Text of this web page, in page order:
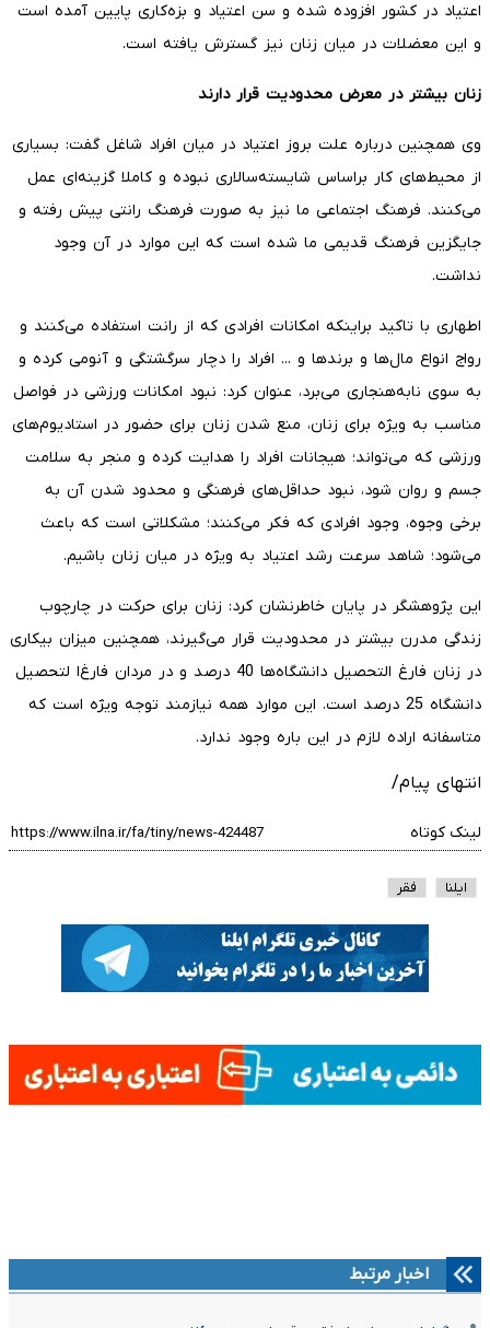
اعتیاد در کشور افزوده شده و سن اعتیاد و بزه‌کاری پایین آمده است
و این معضلات در میان زنان نیز گسترش یافته است.
زنان بیشتر در معرض محدودیت قرار دارند
وی همچنین درباره علت بروز اعتیاد در میان افراد شاغل گفت: بسیاری
از محیط‌‌های کار براساس شایسته‌سالاری نبوده و کاملا گزینه‌ای عمل
می‌کنند. فرهنگ اجتماعی ما نیز به صورت فرهنگ رانتی پیش رفته و
جایگزین فرهنگ قدیمی ما شده است که این موارد در آن وجود
نداشت.
اطهاری با تاکید براینکه امکانات افرادی که از رانت استفاده می‌کنند و
رواج انواع مال‌ها و برندها و ... افراد را دچار سرگشتگی و آنومی کرده و
به سوی نابه‌هنجاری می‌برد، عنوان کرد: نبود امکانات ورزشی در فواصل
مناسب به ویژه برای زنان، منع شدن زنان برای حضور در استادیوم‌های
ورزشی که می‌تواند؛ هیجانات افراد را هدایت کرده و منجر به سلامت
جسم و روان شود، نبود حداقل‌های فرهنگی و محدود شدن آن به
برخی وجوه، وجود افرادی که فکر می‌کنند؛ مشکلاتی است که باعث
می‌شود؛ شاهد سرعت رشد اعتیاد به ویژه در میان زنان باشیم.
این پژوهشگر در پایان خاطرنشان کرد: زنان برای حرکت در چارچوب
زندگی مدرن بیشتر در محدودیت‌ قرار می‌گیرند، همچنین میزان بیکاری
در زنان فارغ التحصیل دانشگاه‌ها 40 درصد و در مردان فارغ‌ا لتحصیل
دانشگاه 25 درصد است. این موارد همه نیازمند توجه ویژه است که
متاسفانه اراده لازم در این باره وجود ندارد.
انتهای پیام/
لینک کوتاه
ایلنا فقر
اخبار مرتبط